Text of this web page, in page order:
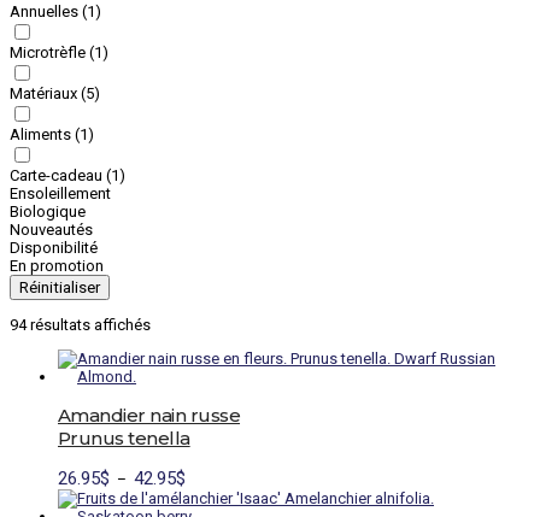
94 résultats affichés
Amandier nain russe
Prunus tenella
26.95$ – 42.95$
de
prix :
produit
a
Annuelles (1)
Microtrèfle (1)
Matériaux (5)
Aliments (1)
Carte-cadeau (1)
Ensoleillement
Biologique
Nouveautés
Disponibilité
En promotion
Réinitialiser